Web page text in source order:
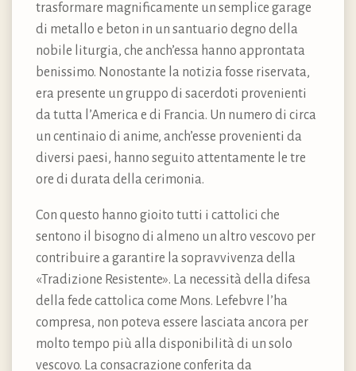
trasformare magnificamente un semplice garage
di metallo e beton in un santuario degno della
nobile liturgia, che anch’essa hanno approntata
benissimo. Nonostante la notizia fosse riservata,
era presente un gruppo di sacerdoti provenienti
da tutta l’America e di Francia. Un numero di circa
un centinaio di anime, anch’esse provenienti da
diversi paesi, hanno seguito attentamente le tre
ore di durata della cerimonia.
Con questo hanno gioito tutti i cattolici che
sentono il bisogno di almeno un altro vescovo per
contribuire a garantire la sopravvivenza della
«Tradizione Resistente». La necessità della difesa
della fede cattolica come Mons. Lefebvre l’ha
compresa, non poteva essere lasciata ancora per
molto tempo più alla disponibilità di un solo
vescovo. La consacrazione conferita da